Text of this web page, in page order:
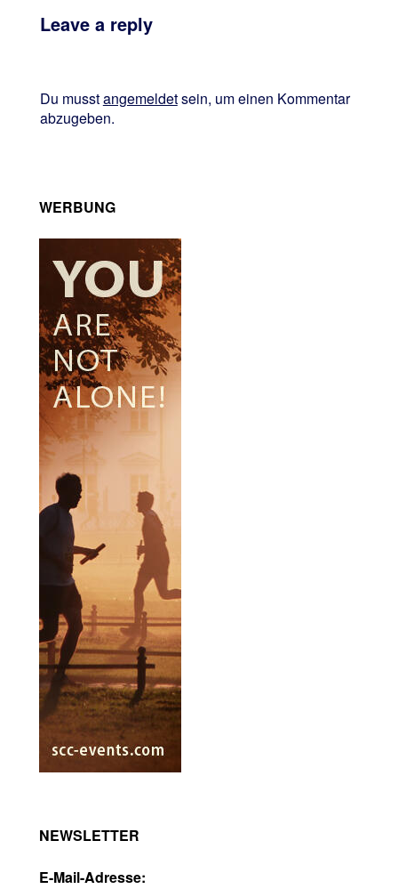
Leave a reply
Du musstangemeldetsein, um einen Kommentar
abzugeben.
WERBUNG
NEWSLETTER
E-Mail-Adresse: